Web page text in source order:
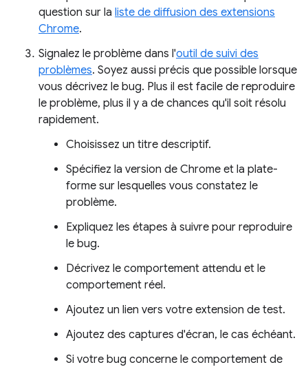
question sur la liste de diffusion des extensions
Chrome.
Signalez le problème dans l'outil de suivi des
problèmes. Soyez aussi précis que possible lorsque
vous décrivez le bug. Plus il est facile de reproduire
le problème, plus il y a de chances qu'il soit résolu
rapidement.
Choisissez un titre descriptif.
Spécifiez la version de Chrome et la plate-
forme sur lesquelles vous constatez le
problème.
Expliquez les étapes à suivre pour reproduire
le bug.
Décrivez le comportement attendu et le
comportement réel.
Ajoutez un lien vers votre extension de test.
Ajoutez des captures d'écran, le cas échéant.
Si votre bug concerne le comportement de